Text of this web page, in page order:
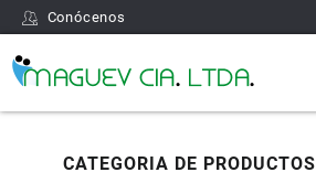
Conócenos
CATEGORIA DE PRODUCTOS